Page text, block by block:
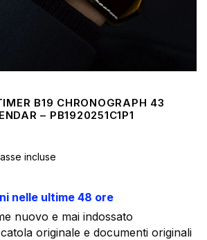
B19 CHRONOGRAPH 43
– PB1920251C1P1
incluse
nelle ultime 48 ore
nuovo e mai indossato
originale e documenti originali